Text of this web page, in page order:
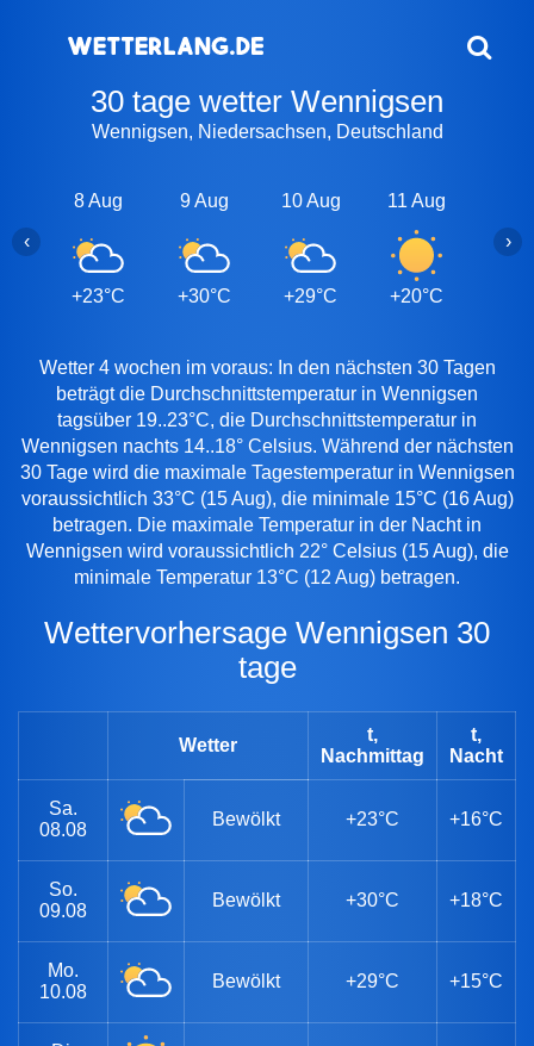
30 tage wetter Wennigsen
Wennigsen, Niedersachsen, Deutschland
8 Aug
+23°C
9 Aug
+30°C
10 Aug
+29°C
11 Aug
+20°C
‹ ›
Wetter 4 wochen im voraus: In den nächsten 30 Tagen
beträgt die Durchschnittstemperatur in Wennigsen
tagsüber 19..23°C, die Durchschnittstemperatur in
Wennigsen nachts 14..18° Celsius. Während der nächsten
30 Tage wird die maximale Tagestemperatur in Wennigsen
voraussichtlich 33°C (15 Aug), die minimale 15°C (16 Aug)
betragen. Die maximale Temperatur in der Nacht in
Wennigsen wird voraussichtlich 22° Celsius (15 Aug), die
minimale Temperatur 13°C (12 Aug) betragen.
Wettervorhersage Wennigsen 30
tage
Wetter
t,
Nachmittag
t,
Nacht
Sa.
08.08
Bewölkt +23°C +16°C
So.
09.08
Bewölkt +30°C +18°C
Mo.
10.08
Bewölkt +29°C +15°C